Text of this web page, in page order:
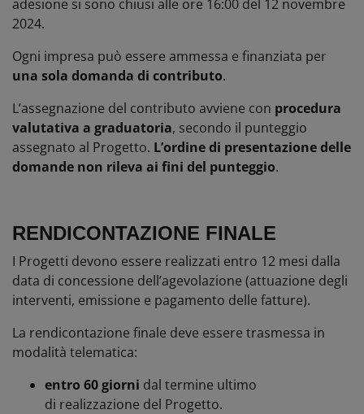
adesione si sono chiusi alle ore 16:00 del 12 novembre
2024.
Ogni impresa può essere ammessa e finanziata per
una sola domanda di contributo.
L’assegnazione del contributo avviene con procedura
valutativa a graduatoria, secondo il punteggio
assegnato al Progetto. L’ordine di presentazione delle
domande non rileva ai fini del punteggio.
RENDICONTAZIONE FINALE
I Progetti devono essere realizzati entro 12 mesi dalla
data di concessione dell’agevolazione (attuazione degli
interventi, emissione e pagamento delle fatture).
La rendicontazione finale deve essere trasmessa in
modalità telematica:
entro 60 giorni dal termine ultimo
di realizzazione del Progetto.